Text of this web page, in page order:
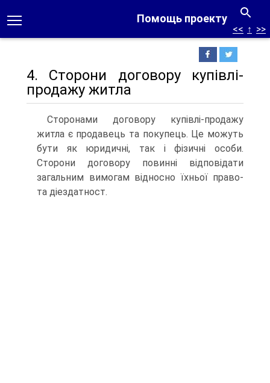
Помощь проекту
<< ↑ >>
4. Сторони договору купівлі-
продажу житла
Сторонами договору купівлі-продажу
житла є продавець та покупець. Це можуть
бути як юридичні, так і фізичні особи.
Сторони договору повинні відповідати
загальним вимогам відносно їхньої право-
та діездатност.